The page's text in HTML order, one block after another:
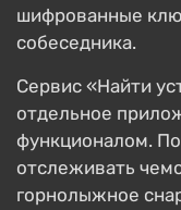
шифрованные
собеседника.
Сервис «Найти
отдельное
функционалом.
отслеживать
горнолыжное